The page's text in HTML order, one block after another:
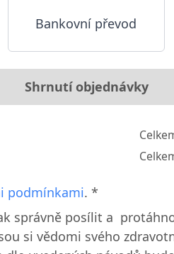
Bankovní převod
Shrnutí objednávky
podmínkami. *
správně posílit a
si vědomi svého